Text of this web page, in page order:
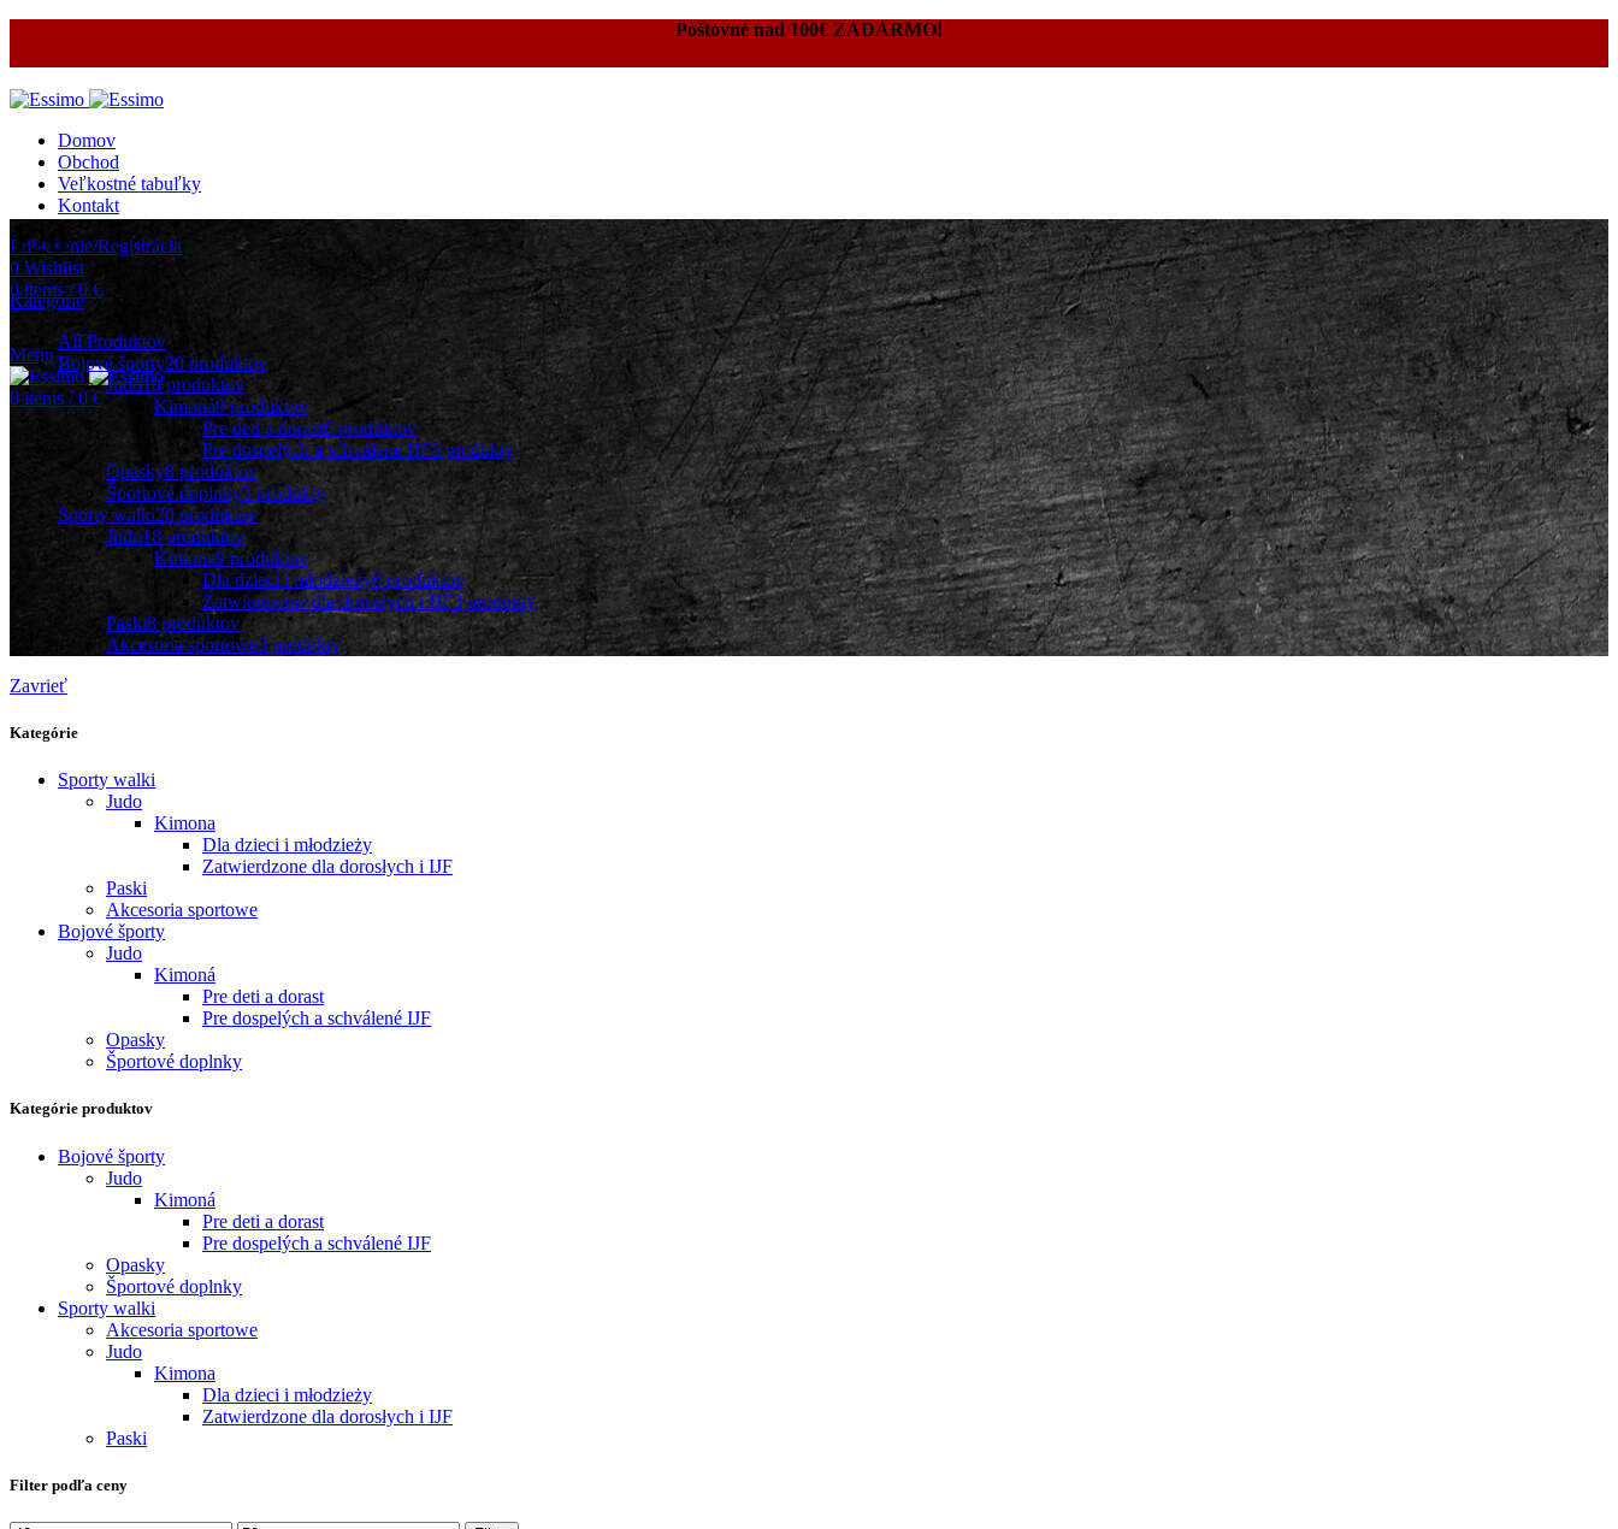
Poštovné nad 100€ ZADARMO!
Domov
Obchod
Veľkostné tabuľky
Kontakt
Prihlásenie/Registrácia
0 Wishlist
0items / 0 €
Menu
0 items / 0 €
120
Kategórie
All Produktov
Bojové športy20 produktov
Judo18 produktov
Kimoná9 produktov
Pre deti a dorast6 produktov
Pre dospelých a schválené IJF3 produkty
Opasky8 produktov
Športové doplnky3 produkty
Sporty walki20 produktov
Judo18 produktov
Kimona9 produktov
Dla dzieci i młodzieży6 produktov
Zatwierdzone dla dorosłych i IJF3 produkty
Paski8 produktov
Akcesoria sportowe3 produkty
Zavrieť
Kategórie
Sporty walki
Judo
Kimona
Dla dzieci i młodzieży
Zatwierdzone dla dorosłych i IJF
Paski
Akcesoria sportowe
Bojové športy
Judo
Kimoná
Pre deti a dorast
Pre dospelých a schválené IJF
Opasky
Športové doplnky
Kategórie produktov
Bojové športy
Judo
Kimoná
Pre deti a dorast
Pre dospelých a schválené IJF
Opasky
Športové doplnky
Sporty walki
Akcesoria sportowe
Judo
Kimona
Dla dzieci i młodzieży
Zatwierdzone dla dorosłych i IJF
Paski
Filter podľa ceny